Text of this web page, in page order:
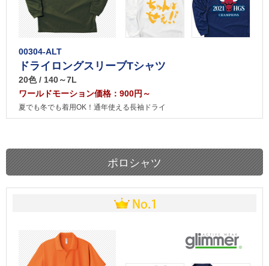
00304-ALT
ドライロングスリーブTシャツ
20色 / 140～7L
ワールドモーション価格：900円～
夏でも冬でも着用OK！通年使える長袖ドライ
ポロシャツ